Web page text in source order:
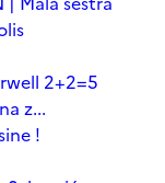
2+2=5
z...
!